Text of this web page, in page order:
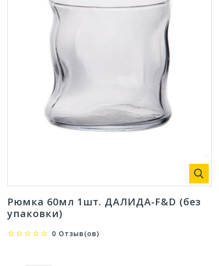
Рюмка 60мл 1шт. ДАЛИДА-F&D (без
упаковки)
0 Отзыв(ов)